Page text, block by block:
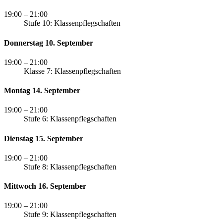
19:00 – 21:00
Stufe 10: Klassenpflegschaften
Donnerstag 10. September
19:00 – 21:00
Klasse 7: Klassenpflegschaften
Montag 14. September
19:00 – 21:00
Stufe 6: Klassenpflegschaften
Dienstag 15. September
19:00 – 21:00
Stufe 8: Klassenpflegschaften
Mittwoch 16. September
19:00 – 21:00
Stufe 9: Klassenpflegschaften